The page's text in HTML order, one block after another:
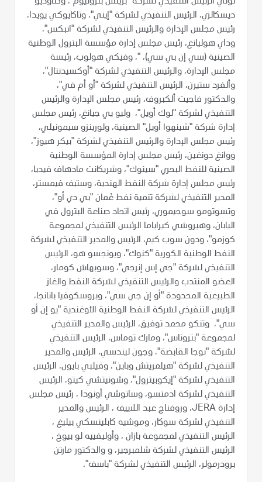
ديسكالزي، الرئيس التنفيذي لشركة "إيني"، وتاكايوكي يويدا،
رئيس مجلس الإدارة والرئيس التنفيذي لشركة "انبكس"،
وداي هوليانغ، رئيس مجلس إدارة مؤسسة البترول الوطنية
الصينية (سي إن بي سي)، "، وفيكي هولوب، رئيسة
مجلس الإدارة، والرئيس التنفيذي لشركة "أوكسيدنتال"،
وألفرد ستيرن، الرئيس التنفيذي لشركة "أو أم في"،
والدكتور فاجيت ألكبروف، رئيس مجلس الإدارة والرئيس
التنفيذي لشركة "لوك أويل"، وليو يي جيانغ، رئيس مجلس
إدارة شركة "شينهوا أويل" الصينية، ولورينزو سيمونيلي،
رئيس مجلس الإدارة والرئيس التنفيذي لشركة "بيكر هيوز"،
ووانغ دونغين، رئيس مجلس إدارة المؤسسة الوطنية
الصينية للنفط البحري "سينوك"، وشريكانت مادهاف فيديا،
رئيس مجلس إدارة شركة النفط الهندية، وستيف فيمستر،
المدير التنفيذي لشركة تنمية نفط عُمان "بي دي أو"،
وتسوتومو سوجيموري، رئيس اتحاد صناعة البترول في
اليابان، وهيروشي كيراياما الرئيس التنفيذي لمجموعة
كوزمو"، ودون سوب كيم، الرئيس والمدير التنفيذي لشركة
النفط الوطنية الكورية "كنوك"، ويونجسو هو، الرئيس
التنفيذي لشركة "جي إس إنرجي"، وسوبهاش كومار،
العضو المنتدب والرئيس التنفيذي لشركة النفط والغاز
الطبيعية المحدودة "أو إن جي سي"، وبروسكوفيا بانانجا،
الرئيس التنفيذي لشركة النفط الوطنية الأوغندية "يو إن أو
سي"، وتنكو محمد توفيق، الرئيس والمدير التنفيذي
لمجموعة "بتروناس"، ومارك توماس، الرئيس التنفيذي
لشركة "نوجا القابضة"، وجون ليندسي، الرئيس والمدير
التنفيذي لشركة "هيلمريتش وباين"، وفيلبي بايون، الرئيس
التنفيذي لشركة "إيكوبيترول"، وشونيتشي كيتو، الرئيس
التنفيذي لشركة ادمتسو، وساتوشي أونودا ، رئيس مجلس
إدارة JERA، وروفناج عبد اللاييف ، الرئيس والمدير
التنفيذي لشركة سوكار، وموشيه كابلينسكي بيليغ ،
الرئيس التنفيذي لمجموعة بازان ، وأوليفييه لو بيوخ ،
الرئيس التنفيذي لشركة شلمبرجير، و والدكتور مارتن
برودرمولر، الرئيس التنفيذي لشركة "باسف".